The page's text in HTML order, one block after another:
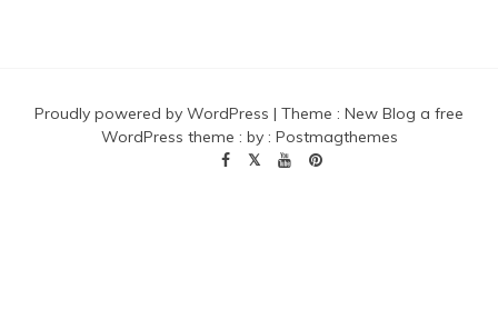
Proudly powered by WordPress | Theme : New Blog a free
WordPress theme : by : Postmagthemes